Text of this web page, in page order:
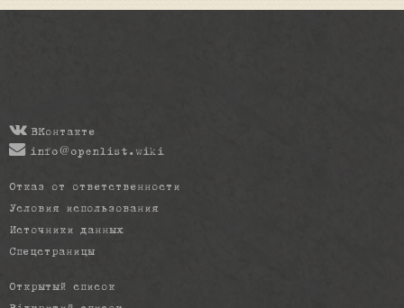
ВКонтакте
info@openlist.wiki
Отказ от ответственности
Условия использования
Источники данных
Спецстраницы
Открытый список